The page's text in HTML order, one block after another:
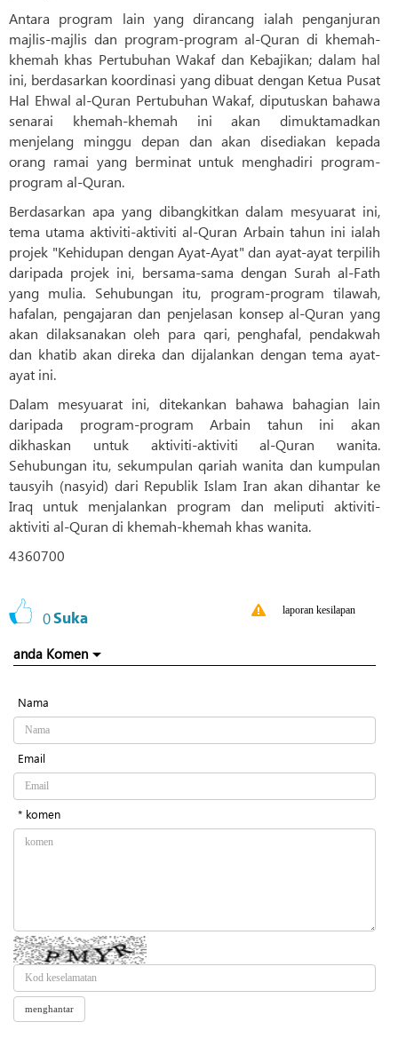
Antara program lain yang dirancang ialah penganjuran
majlis-majlis dan program-program al-Quran di khemah-
khemah khas Pertubuhan Wakaf dan Kebajikan; dalam hal
ini, berdasarkan koordinasi yang dibuat dengan Ketua Pusat
Hal Ehwal al-Quran Pertubuhan Wakaf, diputuskan bahawa
senarai khemah-khemah ini akan dimuktamadkan
menjelang minggu depan dan akan disediakan kepada
orang ramai yang berminat untuk menghadiri program-
program al-Quran.
Berdasarkan apa yang dibangkitkan dalam mesyuarat ini,
tema utama aktiviti-aktiviti al-Quran Arbain tahun ini ialah
projek "Kehidupan dengan Ayat-Ayat" dan ayat-ayat terpilih
daripada projek ini, bersama-sama dengan Surah al-Fath
yang mulia. Sehubungan itu, program-program tilawah,
hafalan, pengajaran dan penjelasan konsep al-Quran yang
akan dilaksanakan oleh para qari, penghafal, pendakwah
dan khatib akan direka dan dijalankan dengan tema ayat-
ayat ini.
Dalam mesyuarat ini, ditekankan bahawa bahagian lain
daripada program-program Arbain tahun ini akan
dikhaskan untuk aktiviti-aktiviti al-Quran wanita.
Sehubungan itu, sekumpulan qariah wanita dan kumpulan
tausyih (nasyid) dari Republik Islam Iran akan dihantar ke
Iraq untuk menjalankan program dan meliputi aktiviti-
aktiviti al-Quran di khemah-khemah khas wanita.
4360700
0Suka laporan kesilapan
anda Komen
Nama
Email
* komen